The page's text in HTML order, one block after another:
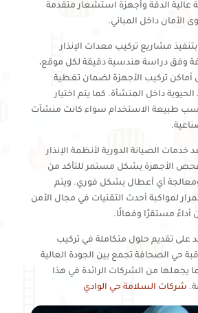
عالية الدقة وأجهزة استشعار متقدمة
داخل المباني.
مشاريع تركيب معدات الإنذار
وفق دراسة هندسية دقيقة لكل موقع،
أماكن تركيب الأجهزة لضمان تغطية
داخل المنشأة. كما يتم اختيار
طبيعة الاستخدام سواء كانت منشآت
الصيانة الدورية لأنظمة الإنذار
فحص الأجهزة بشكل مستمر للتأكد من
ومعالجة أي أعطال بشكل فوري. ويتم
لمواكبة أحدث التقنيات في مجال الأمن
مستقرًا وفعالًا.
تقديم حلول متكاملة في تركيب
حي الصحافة تجمع بين الجودة العالية
يجعلها من الشركات الرائدة في هذا
شركات السلامة حي الوادي